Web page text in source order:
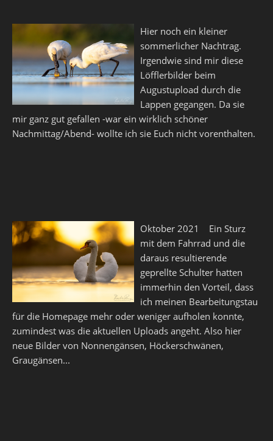
Hier noch ein kleiner
sommerlicher Nachtrag.
Irgendwie sind mir diese
Löfflerbilder beim
Augustupload durch die
Lappen gegangen. Da sie
mir ganz gut gefallen -war ein wirklich schöner
Nachmittag/Abend- wollte ich sie Euch nicht vorenthalten.
Oktober 2021 Ein Sturz
mit dem Fahrrad und die
daraus resultierende
geprellte Schulter hatten
immerhin den Vorteil, dass
ich meinen Bearbeitungstau
für die Homepage mehr oder weniger aufholen konnte,
zumindest was die aktuellen Uploads angeht. Also hier
neue Bilder von Nonnengänsen, Höckerschwänen,
Graugänsen...